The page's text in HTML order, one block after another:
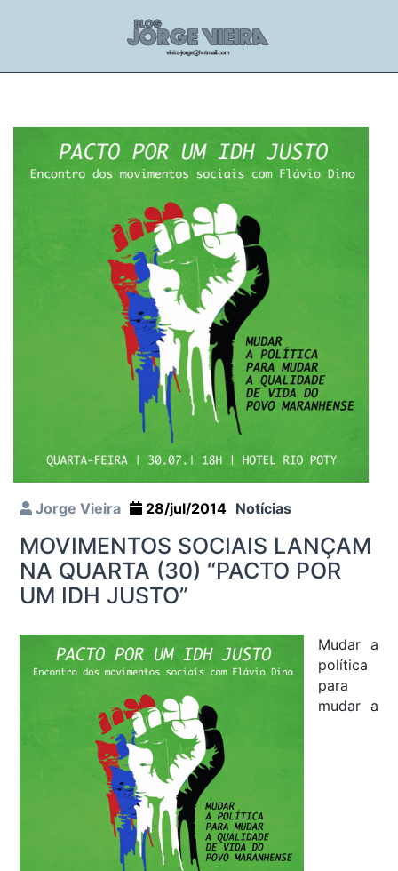
Jorge Vieira 28/jul/2014 Notícias
MOVIMENTOS SOCIAIS LANÇAM
NA QUARTA (30) “PACTO POR
UM IDH JUSTO”
Mudar a
política
para
mudar a